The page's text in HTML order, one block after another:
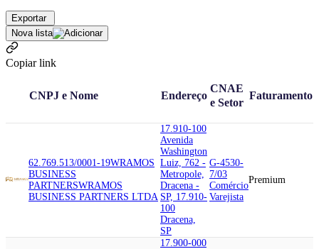
Exportar
Nova lista
Copiar link
CNPJ e Nome Endereço
CNAE
e Setor
Faturamento
62.769.513/0001-19WRAMOS
BUSINESS
PARTNERSWRAMOS
BUSINESS PARTNERS LTDA
17.910-100
Avenida
Washington
Luiz, 762 -
Metropole,
Dracena -
SP, 17.910-
100
Dracena,
SP
G-4530-
7/03
Comércio
Varejista
Premium
17.900-000